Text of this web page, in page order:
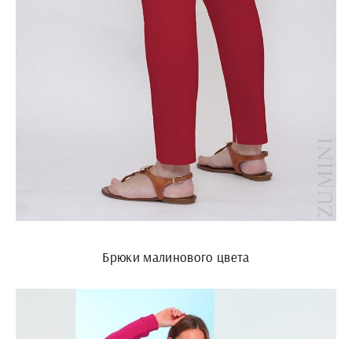
Брюки малинового цвета